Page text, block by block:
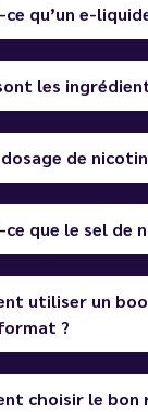
ce qu’un e-
les
de
ce que le sel
utiliser un
?
choisir le bon